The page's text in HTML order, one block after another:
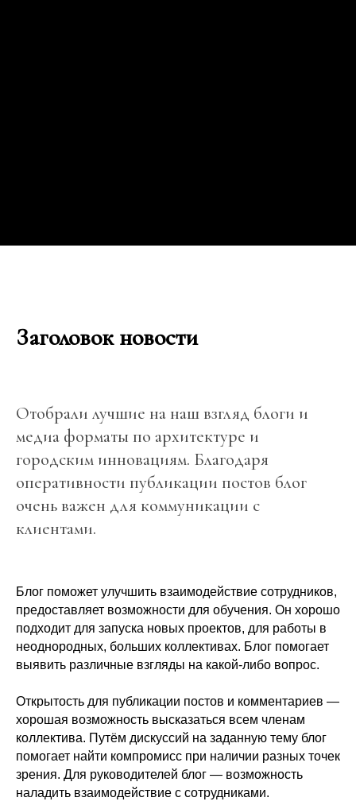
Заголовок новости
Отобрали лучшие на наш взгляд блоги и
медиа форматы по архитектуре и
городским инновациям. Благодаря
оперативности публикации постов блог
очень важен для коммуникации с
клиентами.
Блог поможет улучшить взаимодействие сотрудников,
предоставляет возможности для обучения. Он хорошо
подходит для запуска новых проектов, для работы в
неоднородных, больших коллективах. Блог помогает
выявить различные взгляды на какой-либо вопрос.
Открытость для публикации постов и комментариев —
хорошая возможность высказаться всем членам
коллектива. Путём дискуссий на заданную тему блог
помогает найти компромисс при наличии разных точек
зрения. Для руководителей блог — возможность
наладить взаимодействие с сотрудниками.